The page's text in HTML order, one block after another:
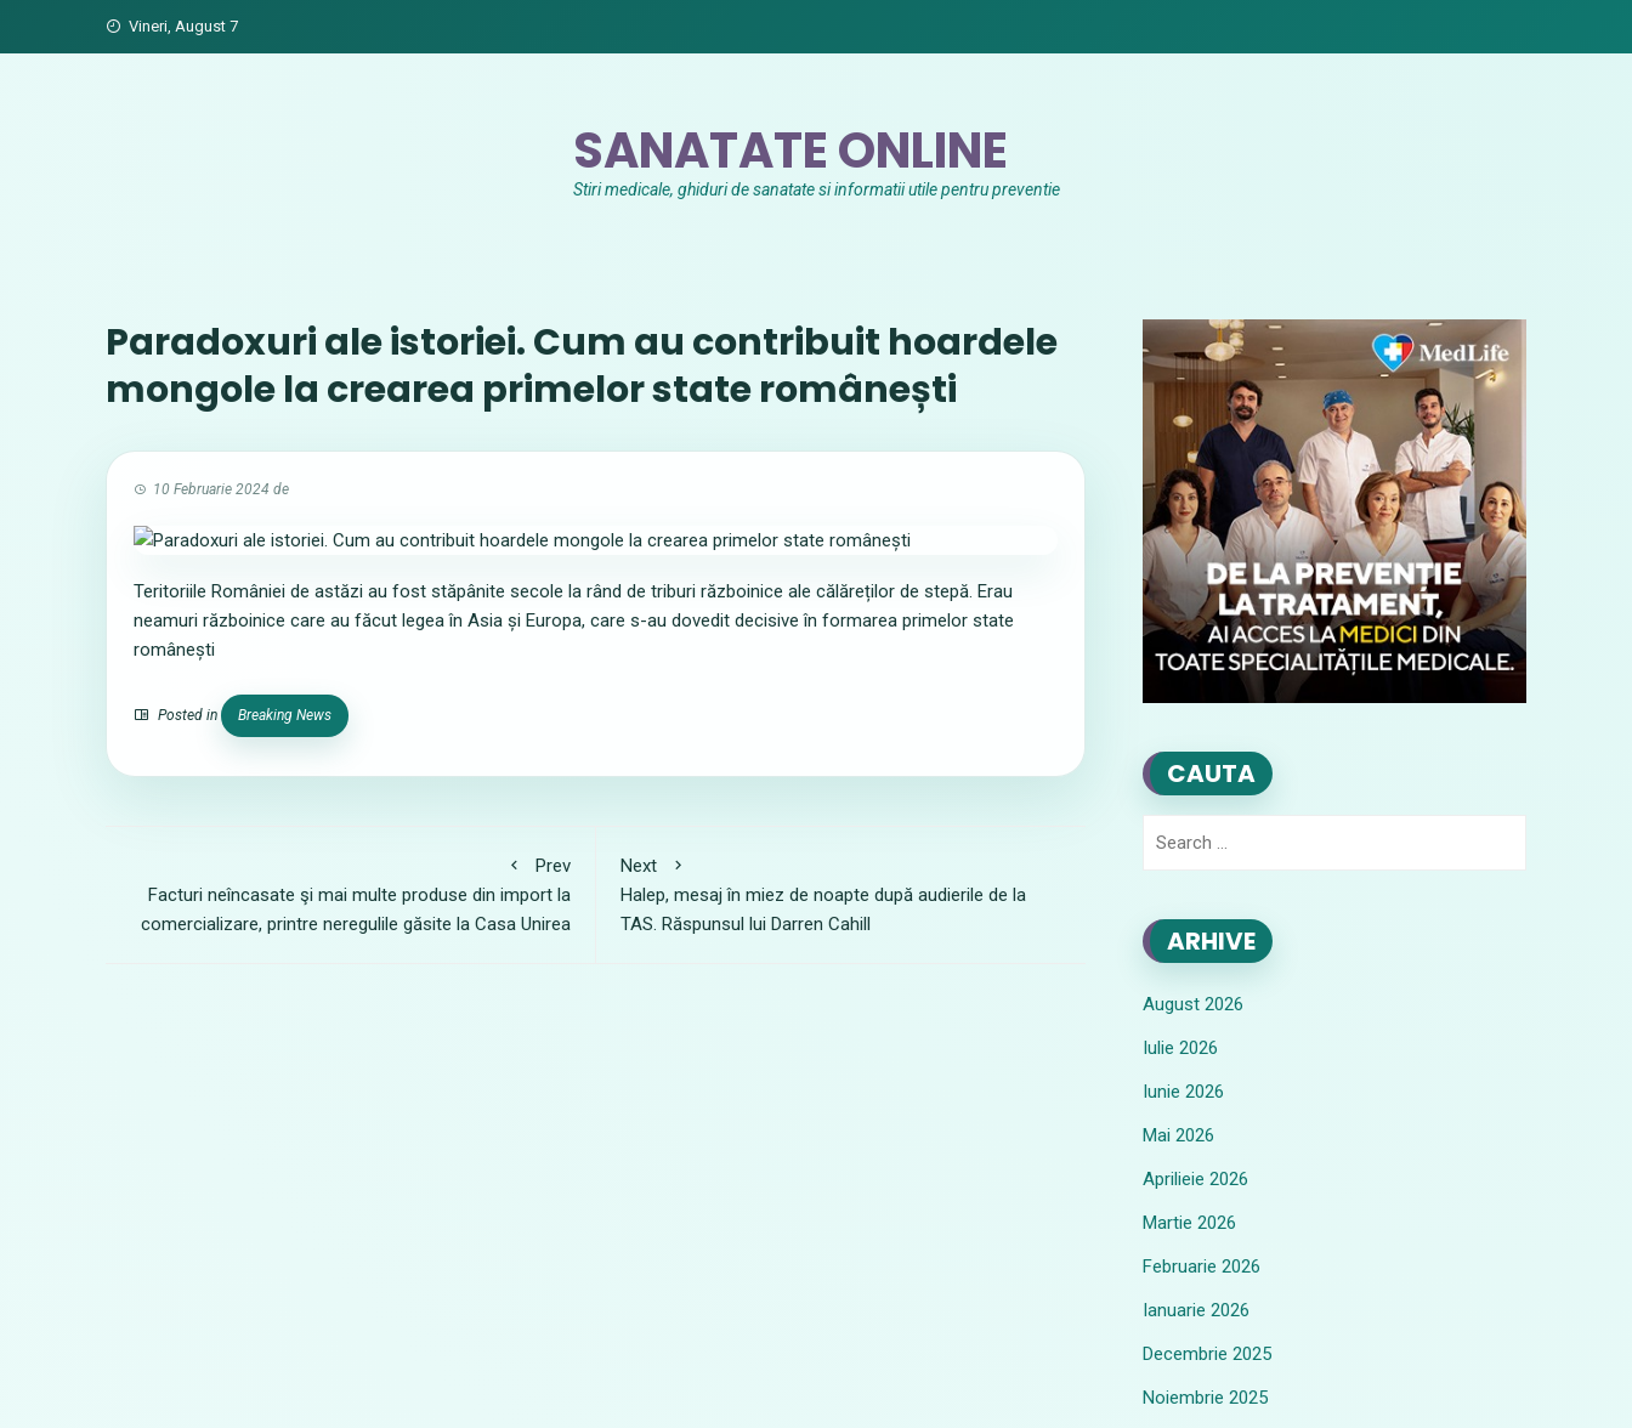
Vineri, August 7
SANATATE ONLINE
Stiri medicale, ghiduri de sanatate si informatii utile pentru preventie
Paradoxuri ale istoriei. Cum au contribuit hoardele
mongole la crearea primelor state românești
10 Februarie 2024 de
Teritoriile României de astăzi au fost stăpânite secole la rând de triburi războinice ale călăreților de stepă. Erau
neamuri războinice care au făcut legea în Asia și Europa, care s-au dovedit decisive în formarea primelor state
românești
Posted in Breaking News
Prev
Facturi neîncasate şi mai multe produse din import la
comercializare, printre neregulile găsite la Casa Unirea
Next
Halep, mesaj în miez de noapte după audierile de la
TAS. Răspunsul lui Darren Cahill
CAUTA
ARHIVE
August 2026
Iulie 2026
Iunie 2026
Mai 2026
Aprilieie 2026
Martie 2026
Februarie 2026
Ianuarie 2026
Decembrie 2025
Noiembrie 2025